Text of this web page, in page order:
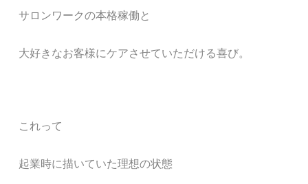
サロンワークの本格稼働と
大好きなお客様にケアさせていただける喜び。
これって
起業時に描いていた理想の状態